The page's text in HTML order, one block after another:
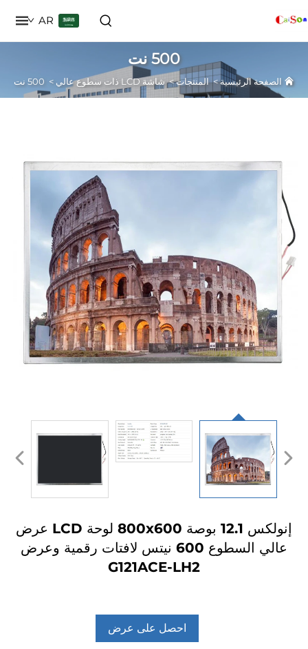
500 نت
الرئيسية>المنتجات>شاشة LCD ذات سطوع عالي >500 نت
إنولكس 12.1 بوصة 800x600 لوحة LCD عرض
عالي السطوع 600 نيتس لافتات رقمية وعرض
G121ACE-LH2
احصل على عرض